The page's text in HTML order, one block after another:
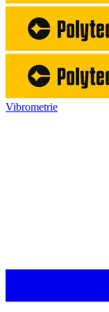
Vibrometrie